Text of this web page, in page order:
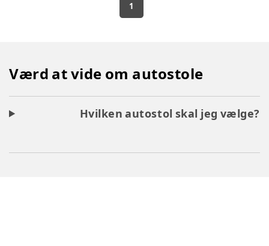
1
Værd at vide om autostole
Hvilken autostol skal jeg vælge?